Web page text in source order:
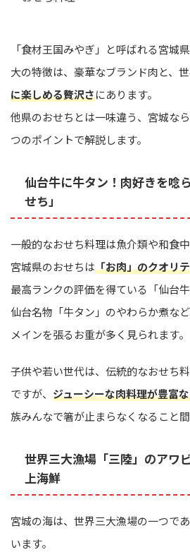
「食材王国みやぎ」と呼ばれる宮城
大の特徴は、豪華なブランド肉と、
に楽しめる贅沢さにあります。
他県のおせちとは一味違う、宮城な
つのポイントで解説します。
仙台牛に牛タン！肉好きを唸
せち」
一般的なおせち料理は魚介類や和食
宮城県のおせちは「お肉」のクオリ
最高ランクの評価を得ている「仙台
仙台名物「牛タン」のやわらか煮な
メインを張るお重が多く見られます。
子供や若い世代は、伝統的なおせち
ですが、 ジューシーな肉料理が豊富
族みんなで箸が止まらなくなること間
世界三大漁場「三陸」のアワ
上海鮮
宮城の海は、世界三大漁場の一つで
います。